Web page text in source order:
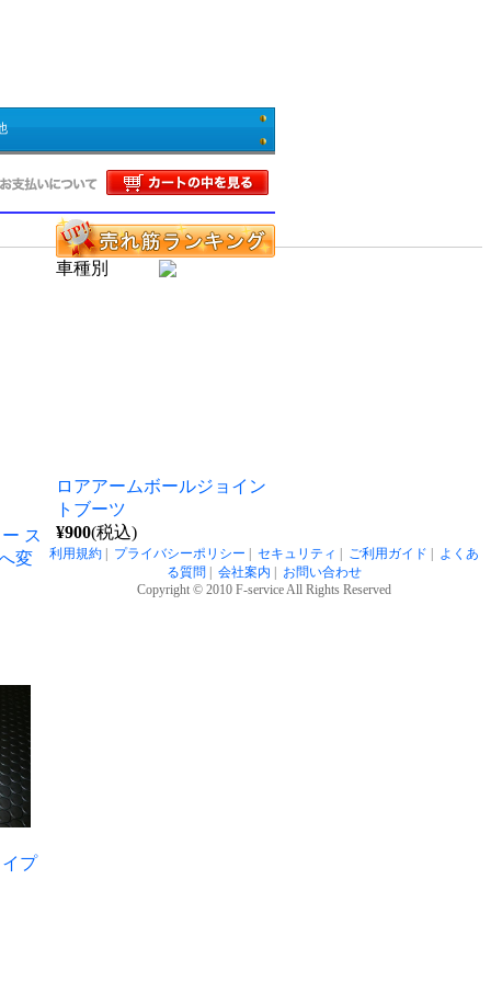
ス
変
プ
車種別
ロアアームボールジョイン
トブーツ
¥900(税込)
利用規約| プライバシーポリシー セキュリティ ご利用ガイド
よくあ
る質問
会社案内
お問い合わせ
Copyright © 2010 F-service All Rights Reserved